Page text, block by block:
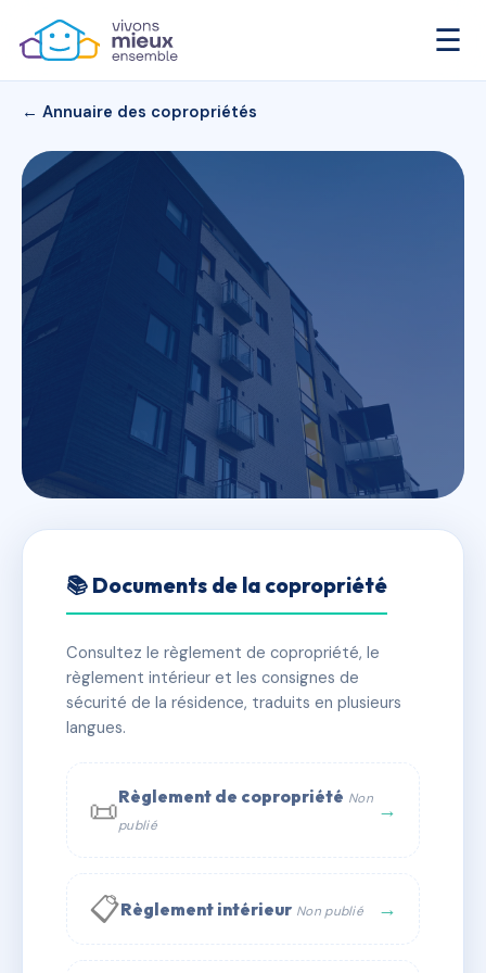
☰
← Annuaire des copropriétés
VILLA EMILIE
✓ Immatriculée 🏠 12 lots 🏗 1 bâtiment(s)
📞 Contacter Syndic Digital
📚 Documents de la copropriété
Consultez le règlement de copropriété, le
règlement intérieur et les consignes de
sécurité de la résidence, traduits en plusieurs
langues.
📜Règlement de copropriété Non
publié
→
📋Règlement intérieur Non publié →